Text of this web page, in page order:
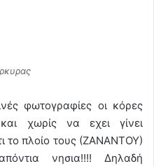
φωτογραφίες οι κόρες
χωρίς να εχει γίνει
το πλοίο τους (ΖΑΝΑΝΤΟΥ)
νησια!!!! Δηλαδή